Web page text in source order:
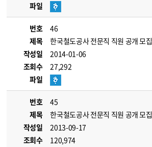
파일
번호
46
제목
한국철도공사 전문직 직원 공개 모집
작성일
2014-01-06
조회수
27,292
파일
번호
45
제목
한국철도공사 전문직 직원 공개 모집
작성일
2013-09-17
조회수
120,974